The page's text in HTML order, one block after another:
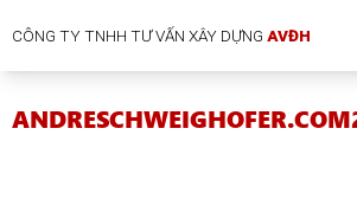
CÔNG TY TNHH TƯ VẤN XÂY DỰNGAVĐH